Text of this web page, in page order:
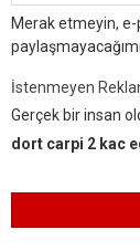
Merak etmeyin,
İstenmeyen
Gerçek bir insan
dort carpi 2 kac